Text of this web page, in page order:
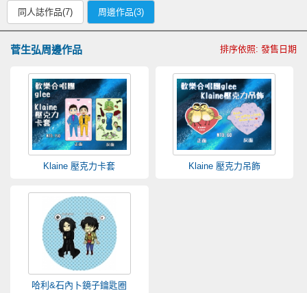
同人誌作品(7) 周邊作品(3)
菅生弘周邊作品 排序依照: 發售日期
Klaine 壓克力卡套 Klaine 壓克力吊飾
哈利&石內卜鏡子鑰匙圈